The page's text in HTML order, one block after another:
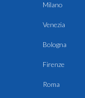
Milano
Venezia
Bologna
Firenze
Roma